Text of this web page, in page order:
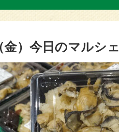
金）今日のマルシェ